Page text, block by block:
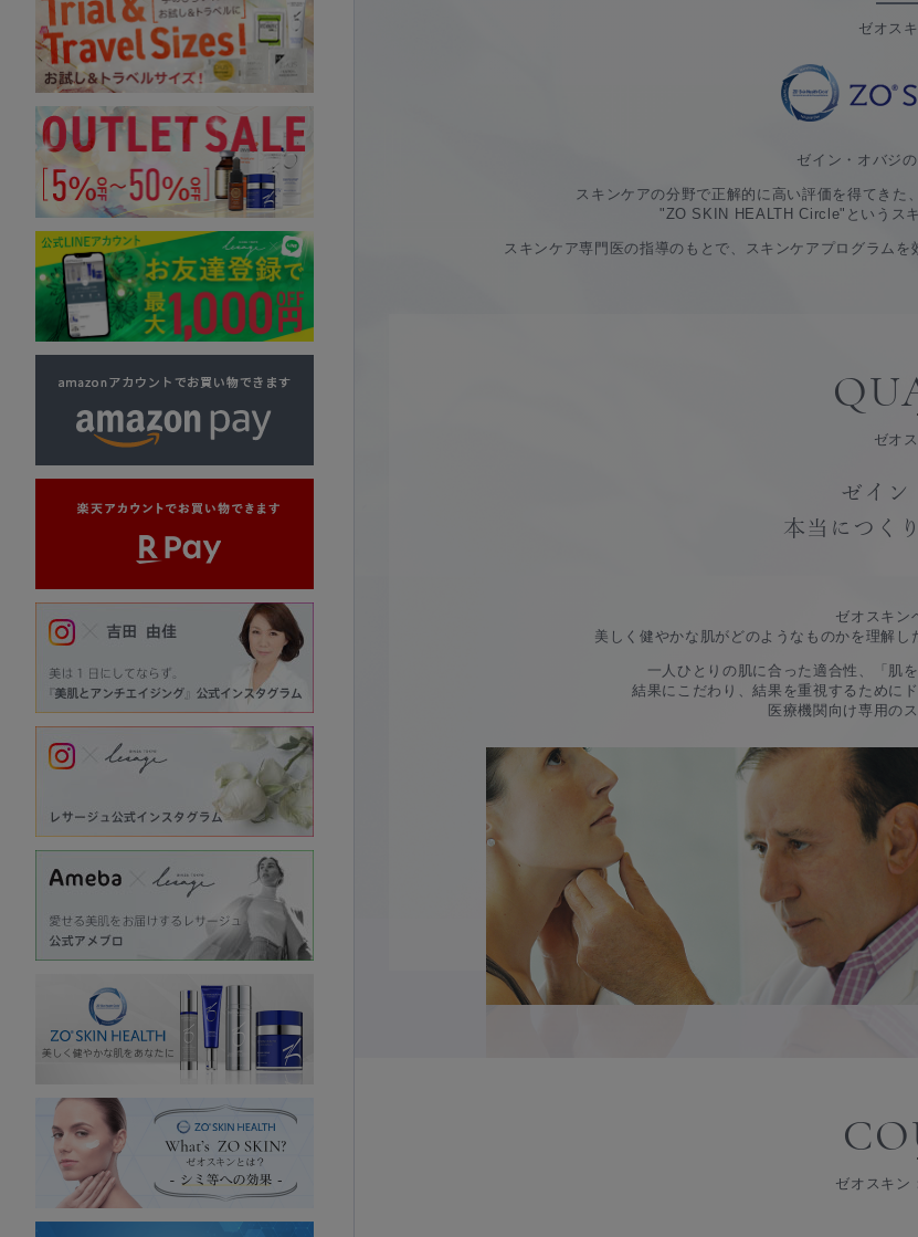
ゼオス
ゼイン・オバジ
スキンケアの分野で正解的に高い評価を得てきた
"ZO SKIN HEALTH Circle"というス
スキンケア専門医の指導のもとで、スキンケアプログラム
ゼオ
ゼイン
本当につく
ゼオスキン
美しく健やかな肌がどのようなものかを理解し
一人ひとりの肌に合った適合性、「肌
結果にこだわり、結果を重視するために
医療機関向け専用の
ゼオスキン